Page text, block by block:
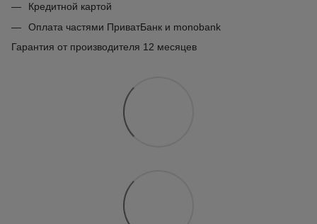
Кредитной картой
Оплата частями ПриватБанк и monobank
Гарантия от производителя 12 месяцев